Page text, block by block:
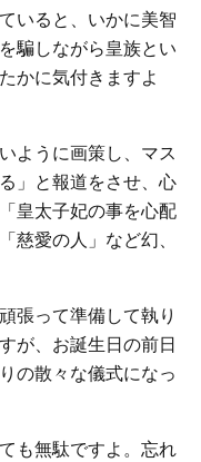
いると、いかに美智
騙しながら皇族とい
かに気付きますよ
ように画策し、マス
」と報道をさせ、心
皇太子妃の事を心配
慈愛の人」など幻、
張って準備して執り
が、お誕生日の前日
の散々な儀式になっ
も無駄ですよ。忘れ